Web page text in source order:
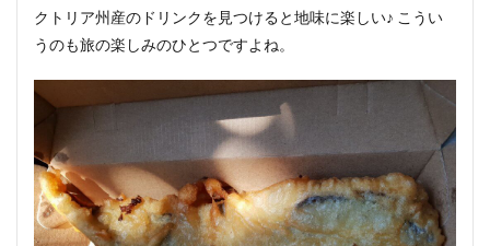
クトリア州産のドリンクを見つけると地味に楽しい♪ こうい
うのも旅の楽しみのひとつですよね。